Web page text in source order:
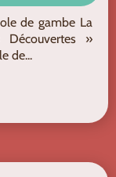
de gambe La
Découvertes »
de...